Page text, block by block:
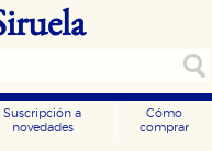
Suscripción a
novedades
Cómo
comprar